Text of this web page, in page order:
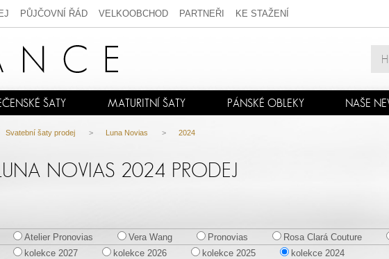
PŮJČOVNÍ ŘÁD VELKOOBCHOD PARTNEŘI KE STAŽENÍ
ŠATY MATURITNÍ ŠATY PÁNSKÉ OBLEKY NAŠE
Svatební šaty prodej > Luna Novias > 2024
NOVIAS 2024 PRODEJ
Atelier Pronovias Vera Wang Pronovias Rosa Clará Couture
kolekce 2027 kolekce 2026 kolekce 2025
kolekce 2024